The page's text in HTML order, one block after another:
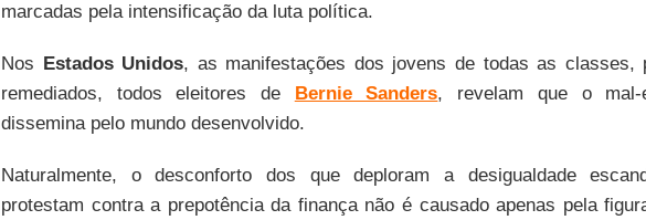
marcadas pela intensificação da luta política.
Nos Estados Unidos, as manifestações dos jovens de todas as classes,
remediados, todos eleitores de Bernie Sanders, revelam que o mal-
dissemina pelo mundo desenvolvido.
Naturalmente, o desconforto dos que deploram a desigualdade
protestam contra a prepotência da finança não é causado apenas pela